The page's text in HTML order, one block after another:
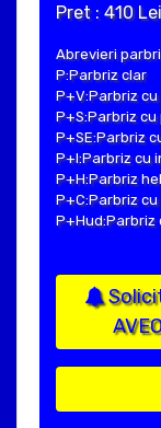
Pret : 410 Lei
Abrevieri
P:Parbriz clar
P+V:Parbriz
P+S:Parbriz
P+SE:Parbriz
P+I:Parbriz cu
P+H:Parbriz
P+C:Parbriz
P+Hud:Parbriz